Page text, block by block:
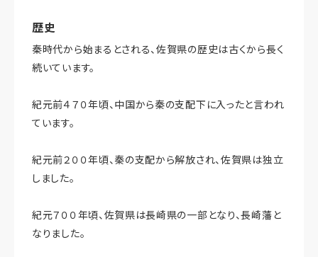
歴史
秦時代から始まるとされる、佐賀県の歴史は古くから長く
続いています。
紀元前４７０年頃、中国から秦の支配下に入ったと言われ
ています。
紀元前２００年頃、秦の支配から解放され、佐賀県は独立
しました。
紀元７００年頃、佐賀県は長崎県の一部となり、長崎藩と
なりました。